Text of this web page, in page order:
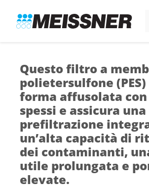
search
footer
contenuto
Questo filtro a
polietersulfone
forma affusolata
spessi e assicura una
prefiltrazione
un’alta capacità di
dei contaminanti,
utile prolungata e
elevate.